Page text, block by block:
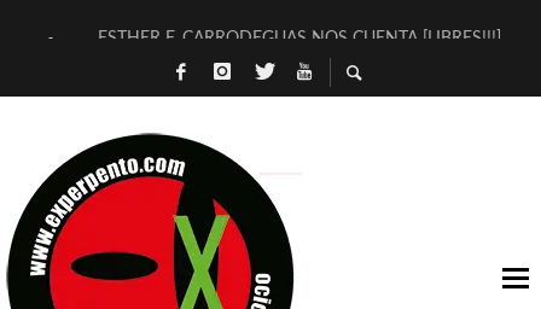
ESTHER F. CARRODEGUAS NOS CUENTA [LIBRES!!!]
[TERRA DE GUAPES] DE SANDRA MONFORT
TIMBRE 4, LA ESCUELA DEL DIRECTOR TEATRAL CLAUDIO
30 AÑOS (NO ES NADA) DE LA KATARSIS DEL TOMATAZO
MILITARES JUDÍAS EN #EXVITA
D’BALDOMEROS REINVENTAN [BITÁCORA 3.0] EN EXVITA